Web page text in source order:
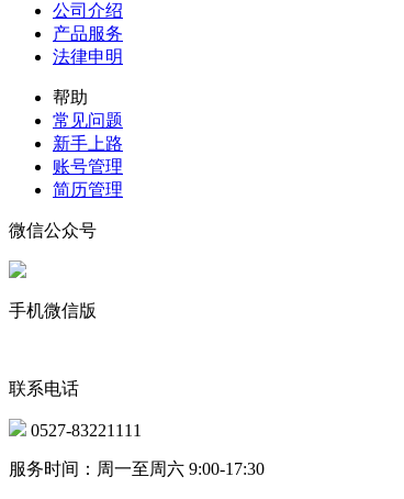
公司介绍
产品服务
法律申明
帮助
常见问题
新手上路
账号管理
简历管理
微信公众号
手机微信版
联系电话
0527-83221111
服务时间：周一至周六 9:00-17:30